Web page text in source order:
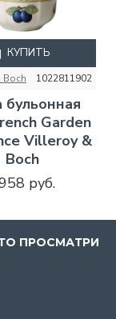
Boch 1022811902
Garden
Villeroy &
Boch
руб.
КУПИТЬ